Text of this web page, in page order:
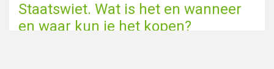
Staatswiet. Wat is het en wanneer
en waar kun je het kopen?